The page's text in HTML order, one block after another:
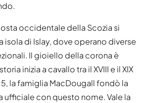
occidentale della Scozia si
isola di Islay, dove operano diverse
Il gioiello della corona è
inizia a cavallo tra il XVIII e il XIX
la famiglia MacDougall fondò la
ufficiale con questo nome. Vale la